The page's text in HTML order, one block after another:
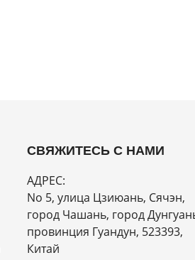
СВЯЖИТЕСЬ С НАМИ
АДРЕС:
No 5, улица Цзиюань, Сячэн,
город Чашань, город
провинция Гуандун, 523393,
Китай